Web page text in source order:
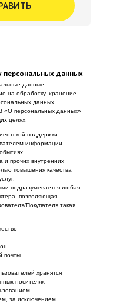
данные
на обработку, хранение
данных
персональных данных»
целях:
поддержки
информации
и прочих внутренних
повышения качества
подразумевается любая
позволяющая
Покупателя такая
почты
хранятся
носителях
за исключением
персональных данных